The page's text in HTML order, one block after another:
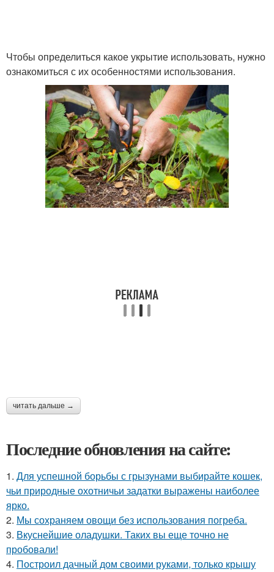
Чтобы определиться какое укрытие использовать, нужно
ознакомиться с их особенностями использования.
читать дальше →
Последние обновления на сайте:
1. Для успешной борьбы с грызунами выбирайте кошек,
чьи природные охотничьи задатки выражены наиболее
ярко.
2. Мы сохраняем овощи без использования погреба.
3. Вкуснейшие оладушки. Таких вы еще точно не
пробовали!
4. Построил дачный дом своими руками, только крышу